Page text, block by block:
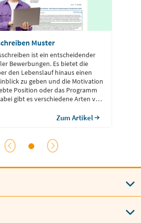
Muster
ist ein entscheidender
Bewerbungen. Es bietet die
den Lebenslauf hinaus einen
zu geben und die Motivation
Position oder das Programm
gibt es verschiedene Arten von
Muster für
Zum Artikel